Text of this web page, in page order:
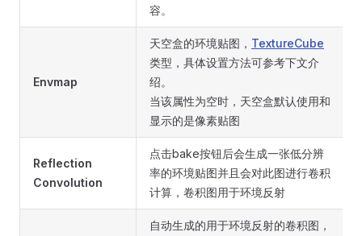
容。
Envmap
天空盒的环境贴图， TextureCube
类型，具体设置方法可参考下文介
绍。
当该属性为空时，天空盒默认使用和
显示的是像素贴图
Reflection
Convolution
点击bake按钮后会生成一张低分辨
率的环境贴图并且会对此图进行卷积
计算，卷积图用于环境反射
自动生成的用于环境反射的卷积图，